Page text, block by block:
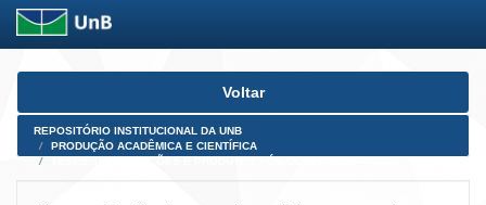
Skip
Voltar
REPOSITÓRIO INSTITUCIONAL DA UNB
PRODUÇÃO ACADÊMICA E CIENTÍFICA